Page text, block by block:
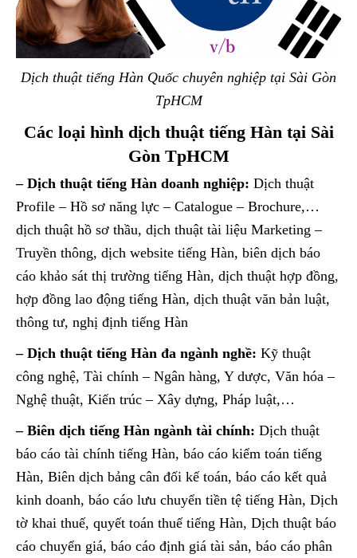
Dịch thuật tiếng Hàn Quốc chuyên nghiệp tại Sài Gòn
TpHCM
Các loại hình dịch thuật tiếng Hàn tại Sài
Gòn TpHCM
– Dịch thuật tiếng Hàn doanh nghiệp: Dịch thuật
Profile – Hồ sơ năng lực – Catalogue – Brochure,…
dịch thuật hồ sơ thầu, dịch thuật tài liệu Marketing –
Truyền thông, dịch website tiếng Hàn, biên dịch báo
cáo khảo sát thị trường tiếng Hàn, dịch thuật hợp đồng,
hợp đồng lao động tiếng Hàn, dịch thuật văn bản luật,
thông tư, nghị định tiếng Hàn
– Dịch thuật tiếng Hàn đa ngành nghề: Kỹ thuật
công nghệ, Tài chính – Ngân hàng, Y dược, Văn hóa –
Nghệ thuật, Kiến trúc – Xây dựng, Pháp luật,…
– Biên dịch tiếng Hàn ngành tài chính: Dịch thuật
báo cáo tài chính tiếng Hàn, báo cáo kiểm toán tiếng
Hàn, Biên dịch bảng cân đối kế toán, báo cáo kết quả
kinh doanh, báo cáo lưu chuyển tiền tệ tiếng Hàn, Dịch
tờ khai thuế, quyết toán thuế tiếng Hàn, Dịch thuật báo
cáo chuyển giá, báo cáo định giá tài sản, báo cáo phân